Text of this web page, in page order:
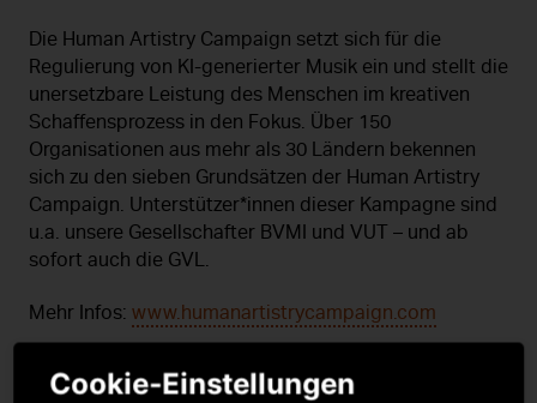
Die Human Artistry Campaign setzt sich für die
Regulierung von KI-generierter Musik ein und stellt die
unersetzbare Leistung des Menschen im kreativen
Schaffensprozess in den Fokus. Über 150
Organisationen aus mehr als 30 Ländern bekennen
sich zu den sieben Grundsätzen der Human Artistry
Campaign. Unterstützer*innen dieser Kampagne sind
u.a. unsere Gesellschafter BVMI und VUT – und ab
sofort auch die GVL.
Mehr Infos: www.humanartistrycampaign.com
Cookie-Einstellungen